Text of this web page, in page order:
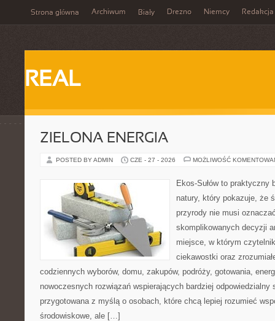
Strona główna Archiwum Biały Drezno Niemcy Redakcja
REAL
ZIELONA ENERGIA
POSTED BY ADMIN CZE - 27 - 2026 MOŻLIWOŚĆ
Ekos-Sułów to praktyczny
natury, który pokazuje, że
przyrody nie musi
skomplikowanych decyzji
miejsce, w którym
ciekawostki oraz
codziennych wyborów, domu, zakupów, podróży, gotowania,
nowoczesnych rozwiązań wspierających bardziej odpowiedzialny
przygotowana z myślą o osobach, które chcą lepiej rozumieć
środowiskowe, ale […]